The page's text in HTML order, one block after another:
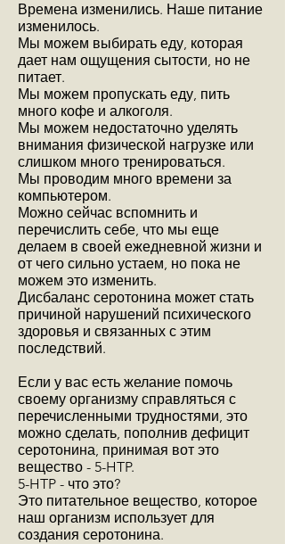
Времена изменились. Наше питание
изменилось.
Мы можем выбирать еду, которая
дает нам ощущения сытости, но не
питает.
Мы можем пропускать еду, пить
много кофе и алкоголя.
Мы можем недостаточно уделять
внимания физической нагрузке или
слишком много тренироваться.
Мы проводим много времени за
компьютером.
Можно сейчас вспомнить и
перечислить себе, что мы еще
делаем в своей ежедневной жизни и
от чего сильно устаем, но пока не
можем это изменить.
Дисбаланс серотонина может стать
причиной нарушений психического
здоровья и связанных с этим
последствий.
Если у вас есть желание помочь
своему организму справляться с
перечисленными трудностями, это
можно сделать, пополнив дефицит
серотонина, принимая вот это
вещество - 5-HTP.
5-HTP - что это?
Это питательное вещество, которое
наш организм использует для
создания серотонина.